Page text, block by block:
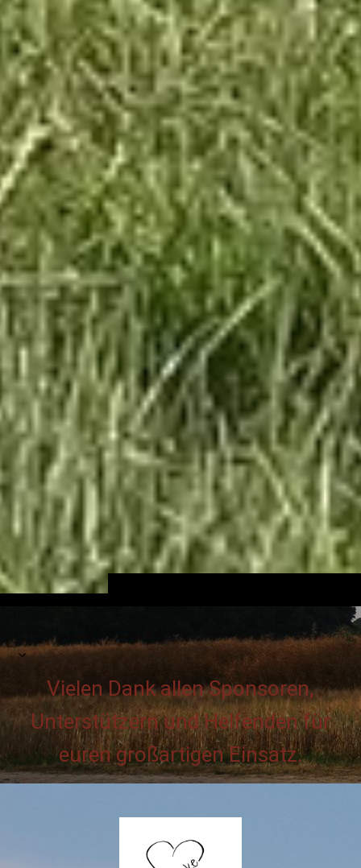
Vielen Dank allen Sponsoren,
Unterstützern und Helfenden für
euren großartigen Einsatz.